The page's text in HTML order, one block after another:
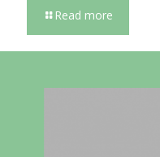
Read more